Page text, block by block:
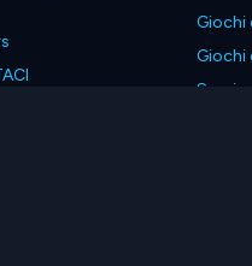
Giochi
Giochi